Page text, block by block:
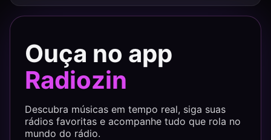
Ouça no app
Radiozin
Descubra músicas em tempo real, siga suas
rádios favoritas e acompanhe tudo que rola no
mundo do rádio.